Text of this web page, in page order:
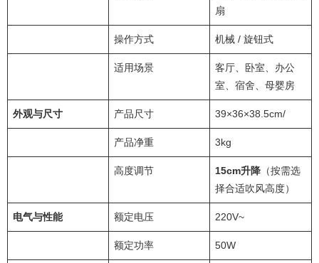
扇
操作方式 机械 / 旋钮式
适用场景
客厅、卧室、办公
室、宿舍、母婴房
外观与尺寸 产品尺寸 39×36×38.5cm/
产品净重 3kg
高度调节 15cm升降 （按需选
择合适吹风高度）
电气与性能 额定电压 220V~
额定功率 50W